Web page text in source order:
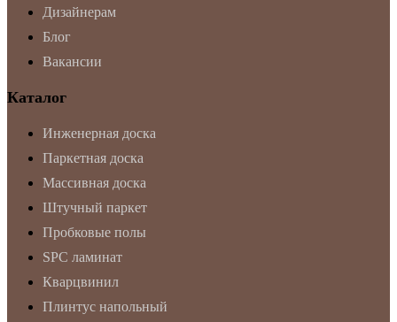
Дизайнерам
Блог
Вакансии
Каталог
Инженерная доска
Паркетная доска
Массивная доска
Штучный паркет
Пробковые полы
SPC ламинат
Кварцвинил
Плинтус напольный